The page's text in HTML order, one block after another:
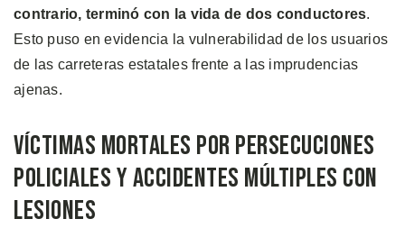
contrario, terminó con la vida de dos conductores.
Esto puso en evidencia la vulnerabilidad de los usuarios
de las carreteras estatales frente a las imprudencias
ajenas.
Víctimas Mortales por Persecuciones
Policiales y Accidentes Múltiples con
Lesiones